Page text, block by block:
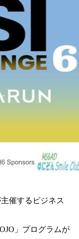
催するビジネス